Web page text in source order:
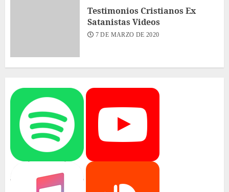
Testimonios Cristianos Ex
Satanistas Videos
7 DE MARZO DE 2020